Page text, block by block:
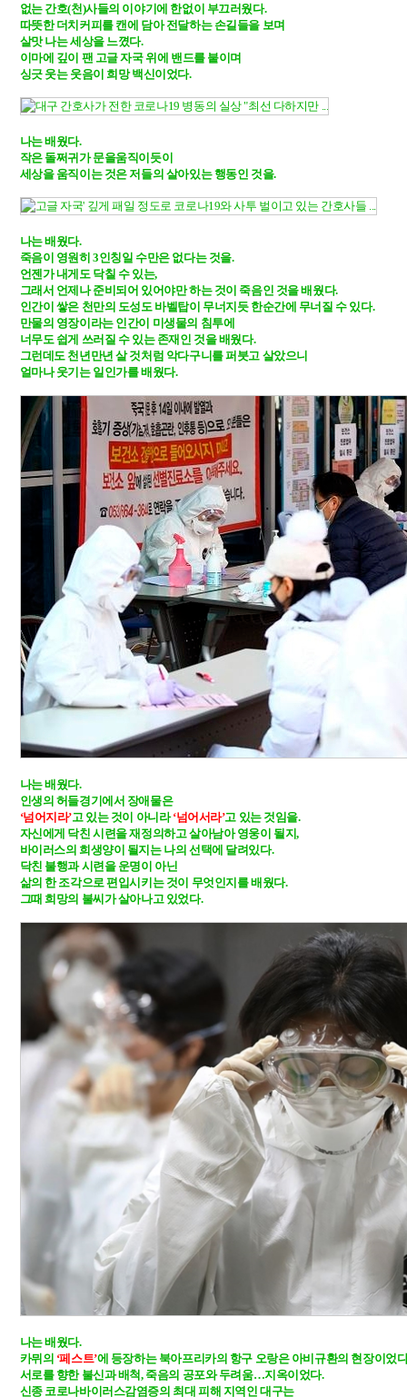
없는 간호(천)사들의 이야기에 한없이 부끄러웠다.
따뜻한 더치커피를 캔에 담아 전달하는 손길들을 보며
살맛 나는 세상을 느꼈다.
이마에 깊이 팬 고글 자국 위에 밴드를 붙이며
싱긋 웃는 웃음이 희망 백신이었다.
나는 배웠다.
작은 돌쩌귀가 문을움직이듯이
세상을 움직이는 것은 저들의 살아있는 행동인 것을.
나는 배웠다.
죽음이 영원히 3인칭일 수만은 없다는 것을.
언젠가 내게도 닥칠 수 있는,
그래서 언제나 준비되어 있어야만 하는 것이 죽음인 것을 배웠다.
인간이 쌓은 천만의 도성도 바벨탑이 무너지듯 한순간에 무너질 수 있다.
만물의 영장이라는 인간이 미생물의 침투에
너무도 쉽게 쓰러질 수 있는 존재인 것을 배웠다.
그런데도 천년만년 살 것처럼 악다구니를 퍼붓고 살았으니
얼마나 웃기는 일인가를 배웠다.
나는 배웠다.
‘넘어지라’고 있는 것이 아니라 ‘넘어서라’고 있는 것임을.
자신에게 닥친 시련을 재정의하고 살아남아 영웅이 될지,
바이러스의 희생양이 될지는 나의 선택에 달려있다.
닥친 불행과 시련을 운명이 아닌
삶의 한 조각으로 편입시키는 것이 무엇인지를 배웠다.
그때 희망의 불씨가 살아나고 있었다.
나는 배웠다.
카뮈의 ‘페스트’에 등장하는 북아프리카의 항구 오랑은 아비규환의 현장이었
서로를 향한 불신과 배척, 죽음의 공포와 두려움…지옥이었다.